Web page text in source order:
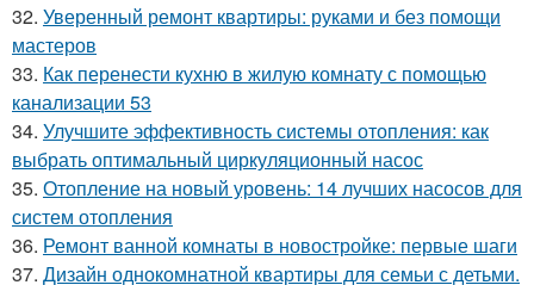
32. Уверенный ремонт квартиры: руками и без помощи
мастеров
33. Как перенести кухню в жилую комнату с помощью
канализации 53
34. Улучшите эффективность системы отопления: как
выбрать оптимальный циркуляционный насос
35. Отопление на новый уровень: 14 лучших насосов для
систем отопления
36. Ремонт ванной комнаты в новостройке: первые шаги
37. Дизайн однокомнатной квартиры для семьи с детьми.